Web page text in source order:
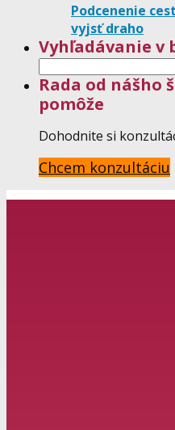
Podcenenie
vyjsť draho
Vyhľadávanie v
Hľadať:
Rada od nášho
pomôže
Dohodnite si
Chcem konzultáciu